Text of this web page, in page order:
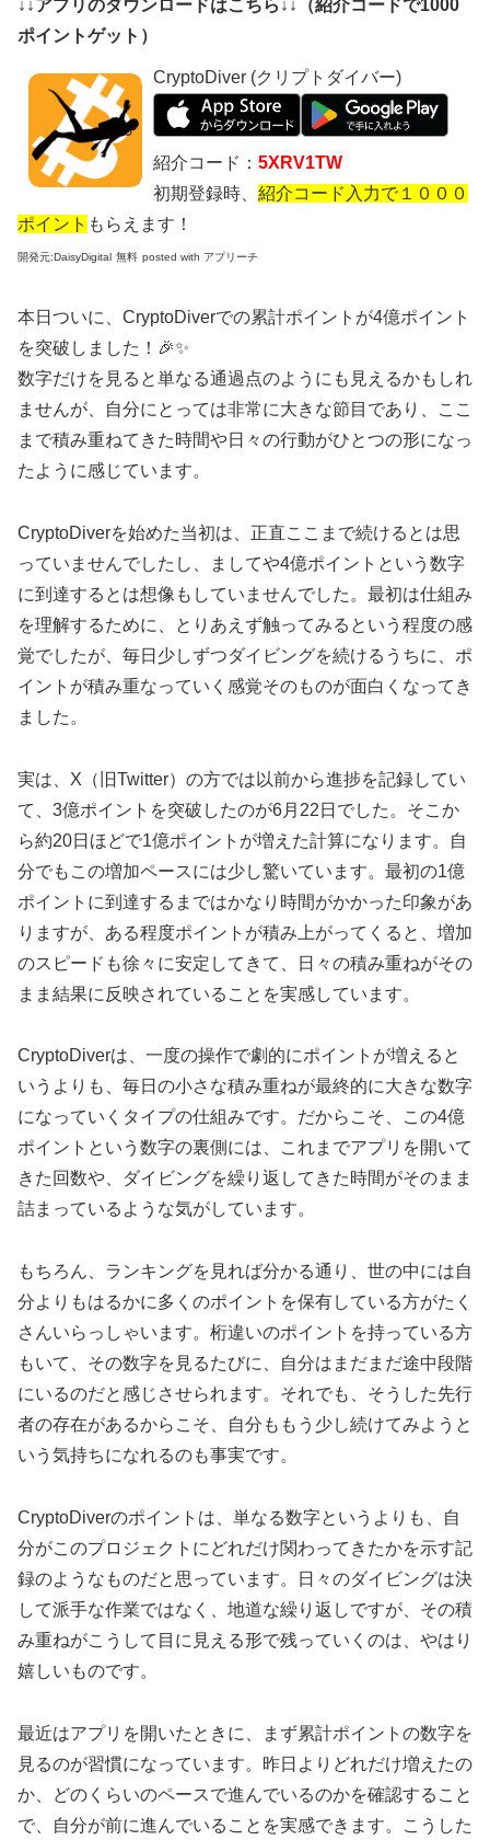
↓↓アプリのダウンロードはこちら↓↓（紹介コードで1000
ポイントゲット）
CryptoDiver (クリプトダイバー)
紹介コード： 5XRV1TW
初期登録時、 紹介コード入力で１０００
ポイント もらえます！
開発元:DaisyDigital 無料 posted with アプリーチ
本日ついに、CryptoDiverでの累計ポイントが4億ポイント
を突破しました！🎉✨
数字だけを見ると単なる通過点のようにも見えるかもしれ
ませんが、自分にとっては非常に大きな節目であり、ここ
まで積み重ねてきた時間や日々の行動がひとつの形になっ
たように感じています。
CryptoDiverを始めた当初は、正直ここまで続けるとは思
っていませんでしたし、ましてや4億ポイントという数字
に到達するとは想像もしていませんでした。最初は仕組み
を理解するために、とりあえず触ってみるという程度の感
覚でしたが、毎日少しずつダイビングを続けるうちに、ポ
イントが積み重なっていく感覚そのものが面白くなってき
ました。
実は、X（旧Twitter）の方では以前から進捗を記録してい
て、3億ポイントを突破したのが6月22日でした。そこか
ら約20日ほどで1億ポイントが増えた計算になります。自
分でもこの増加ペースには少し驚いています。最初の1億
ポイントに到達するまではかなり時間がかかった印象があ
りますが、ある程度ポイントが積み上がってくると、増加
のスピードも徐々に安定してきて、日々の積み重ねがその
まま結果に反映されていることを実感しています。
CryptoDiverは、一度の操作で劇的にポイントが増えると
いうよりも、毎日の小さな積み重ねが最終的に大きな数字
になっていくタイプの仕組みです。だからこそ、この4億
ポイントという数字の裏側には、これまでアプリを開いて
きた回数や、ダイビングを繰り返してきた時間がそのまま
詰まっているような気がしています。
もちろん、ランキングを見れば分かる通り、世の中には自
分よりもはるかに多くのポイントを保有している方がたく
さんいらっしゃいます。桁違いのポイントを持っている方
もいて、その数字を見るたびに、自分はまだまだ途中段階
にいるのだと感じさせられます。それでも、そうした先行
者の存在があるからこそ、自分ももう少し続けてみようと
いう気持ちになれるのも事実です。
CryptoDiverのポイントは、単なる数字というよりも、自
分がこのプロジェクトにどれだけ関わってきたかを示す記
録のようなものだと思っています。日々のダイビングは決
して派手な作業ではなく、地道な繰り返しですが、その積
み重ねがこうして目に見える形で残っていくのは、やはり
嬉しいものです。
最近はアプリを開いたときに、まず累計ポイントの数字を
見るのが習慣になっています。昨日よりどれだけ増えたの
か、どのくらいのペースで進んでいるのかを確認すること
で、自分が前に進んでいることを実感できます。こうした